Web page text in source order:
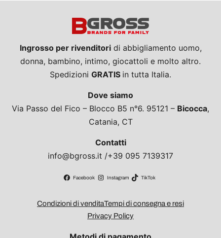
Ingrosso per rivenditoridi abbigliamento uomo,
donna, bambino, intimo, giocattoli e molto altro.
Spedizioni GRATIS in tutta Italia.
Dove siamo
Via Passo del Fico – Blocco B5 n°6. 95121 – Bicocca,
Catania, CT
Contatti
info@bgross.it /+39 095 7139317
Facebook Instagram TikTok
Condizioni di venditaTempi di consegna e resi
Privacy Policy